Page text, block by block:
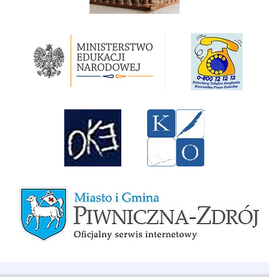
Ministerstwo Edukacji Narodowej Rzecznik Praw Dziecka RP
Okręgowa Komicja Egzaminacyjna w KrakowieKuratorium Oświaty w Krakowie
Miasto i Gmina Piwniczna-Zdrój